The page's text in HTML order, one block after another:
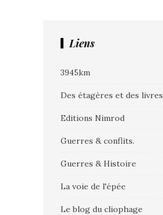
Liens
3945km
Des étagères et des livres
Editions Nimrod
Guerres & conflits.
Guerres & Histoire
La voie de l'épée
Le blog du cliophage